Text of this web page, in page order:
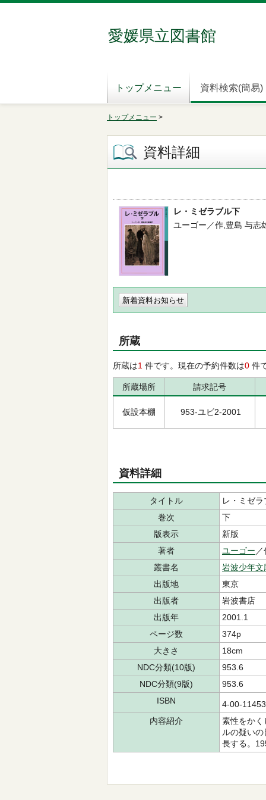
愛媛県立図書館
トップメニュー 資料検索(簡易)
トップメニュー >
資料詳細
レ・ミゼラブル下
ユーゴー／作,豊島 与
新着資料お知らせ
所蔵
所蔵は1 件です。現在の予約件数は0 件
所蔵場所 請求記号
仮設本棚 953-ユビ2-2001
資料詳細
タイトル
レ・ミゼ
巻次
下
版表示
新版
著者
ユーゴー
叢書名
岩波少年文
出版地
東京
出版者
岩波書店
出版年
2001.1
ページ数
374p
大きさ
18cm
NDC分類(10版)
953.6
NDC分類(9版)
953.6
ISBN
4-00-
内容紹介
素性をかく
ルの疑い
長する。